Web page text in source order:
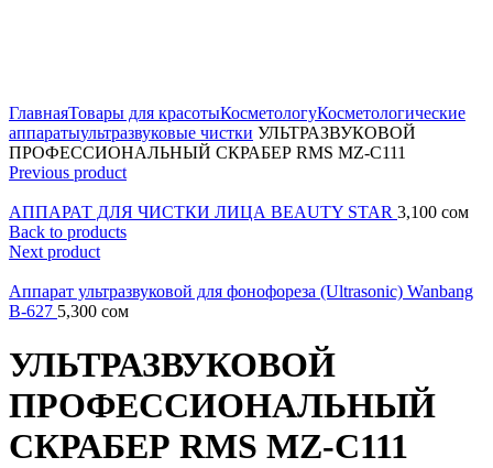
ГлавнаяТовары для красотыКосметологуКосметологические
аппаратыультразвуковые чистки УЛЬТРАЗВУКОВОЙ
ПРОФЕССИОНАЛЬНЫЙ СКРАБЕР RMS MZ-C111
Previous product
АППАРАТ ДЛЯ ЧИСТКИ ЛИЦА BEAUTY STAR 3,100 сом
Back to products
Next product
Аппарат ультразвуковой для фонофореза (Ultrasonic) Wanbang
B-627 5,300 сом
УЛЬТРАЗВУКОВОЙ
ПРОФЕССИОНАЛЬНЫЙ
СКРАБЕР RMS MZ-C111